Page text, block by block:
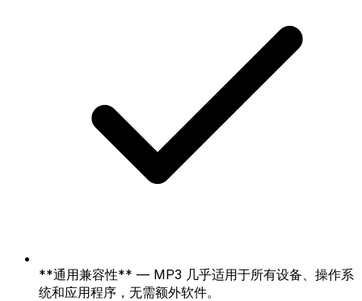
**通用兼容性** — MP3 几乎适用于所有设备、操作系
统和应用程序，无需额外软件。